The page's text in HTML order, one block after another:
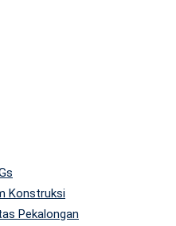
Konstruksi
Pekalongan